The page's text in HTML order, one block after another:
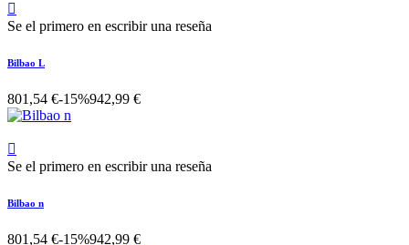

Se el primero en escribir una reseña
Bilbao L
801,54 €-15%942,99 €

Se el primero en escribir una reseña
Bilbao n
801,54 €-15%942,99 €